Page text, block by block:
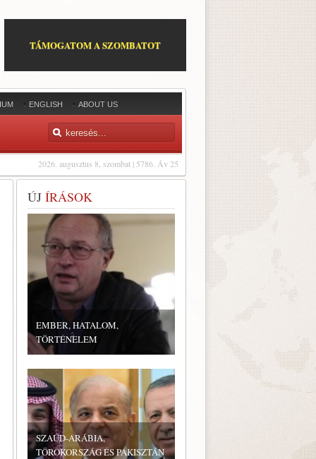
TÁMOGATOM A SZOMBATOT
ENGLISH ABOUT US
2026. augusztus 8, szombat | 5786. Áv 25
ÚJ ÍRÁSOK
EMBER, HATALOM,
TÖRTÉNELEM
SZAÚD-ARÁBIA,
TÖRÖKORSZÁG ÉS PAKISZTÁN